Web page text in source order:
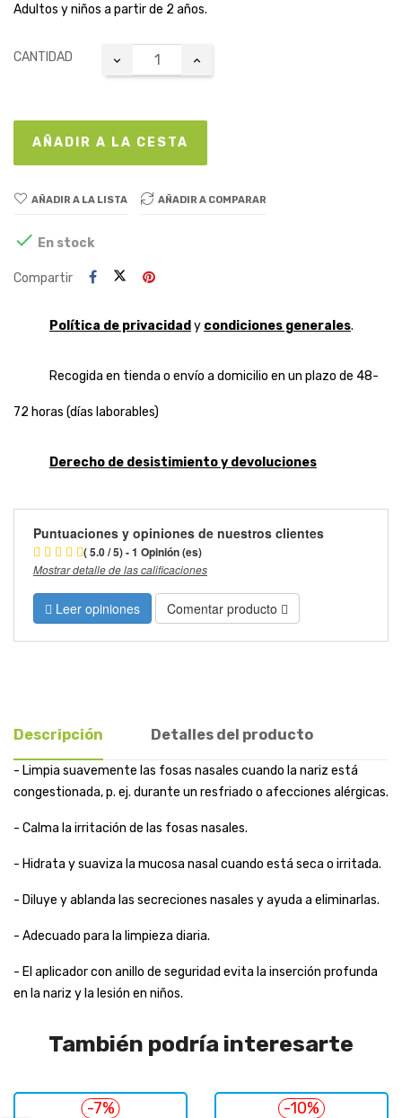
Adultos y niños a partir de 2 años.
CANTIDAD
AÑADIR A LA CESTA
AÑADIR A LA LISTA AÑADIR A COMPARAR
 En stock
Compartir
Política de privacidad y condiciones generales.
Recogida en tienda o envío a domicilio en un plazo de 48-
72 horas (días laborables)
Derecho de desistimiento y devoluciones
Puntuaciones y opiniones de nuestros clientes
( 5.0 / 5) - 1 Opinión (es)
Mostrar detalle de las calificaciones
Leer opiniones Comentar producto
Descripción Detalles del producto
- Limpia suavemente las fosas nasales cuando la nariz está
congestionada, p. ej. durante un resfriado o afecciones alérgicas.
- Calma la irritación de las fosas nasales.
- Hidrata y suaviza la mucosa nasal cuando está seca o irritada.
- Diluye y ablanda las secreciones nasales y ayuda a eliminarlas.
- Adecuado para la limpieza diaria.
- El aplicador con anillo de seguridad evita la inserción profunda
en la nariz y la lesión en niños.
También podría interesarte
-7% -10%